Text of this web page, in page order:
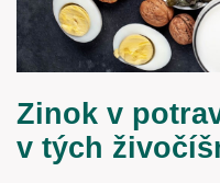
Zinok v
v tých